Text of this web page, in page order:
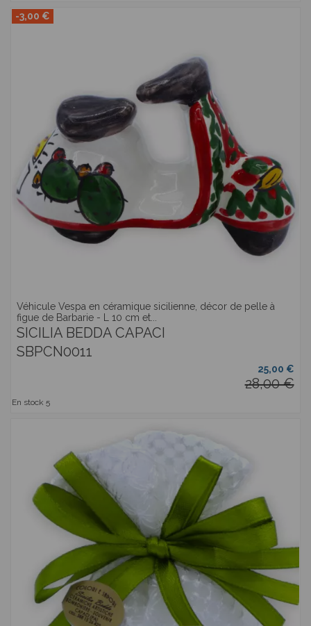
-3,00 €
Véhicule Vespa en céramique sicilienne, décor de pelle à
figue de Barbarie - L 10 cm et...
SICILIA BEDDA CAPACI
SBPCN0011
25,00 €
28,00 €
En stock 5